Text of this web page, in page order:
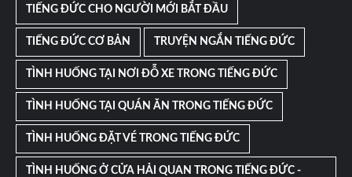
TIẾNG ĐỨC CHO NGƯỜI MỚI BẮT ĐẦU
TIẾNG ĐỨC CƠ BẢN TRUYỆN NGẮN TIẾNG ĐỨC
TÌNH HUỐNG TẠI NƠI ĐỖ XE TRONG TIẾNG ĐỨC
TÌNH HUỐNG TẠI QUÁN ĂN TRONG TIẾNG ĐỨC
TÌNH HUỐNG ĐẶT VÉ TRONG TIẾNG ĐỨC
TÌNH HUỐNG Ở CỬA HẢI QUAN TRONG TIẾNG ĐỨC -